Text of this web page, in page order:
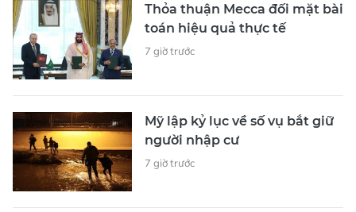
Thỏa thuận Mecca đối mặt bài
toán hiệu quả thực tế
7 giờ trước
Mỹ lập kỷ lục về số vụ bắt giữ
người nhập cư
7 giờ trước